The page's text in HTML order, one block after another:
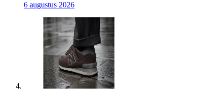
6 augustus 2026